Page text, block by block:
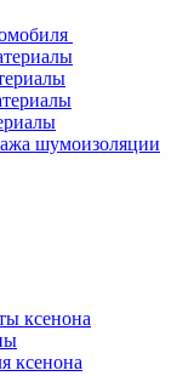
шумоизоляции
ксенона
ксенона